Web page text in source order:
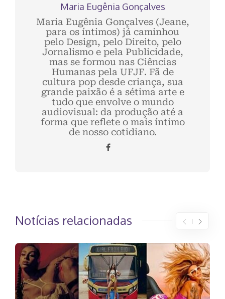
Maria Eugênia Gonçalves
Maria Eugênia Gonçalves (Jeane,
para os íntimos) já caminhou
pelo Design, pelo Direito, pelo
Jornalismo e pela Publicidade,
mas se formou nas Ciências
Humanas pela UFJF. Fã de
cultura pop desde criança, sua
grande paixão é a sétima arte e
tudo que envolve o mundo
audiovisual: da produção até a
forma que reflete o mais íntimo
de nosso cotidiano.
Notícias relacionadas